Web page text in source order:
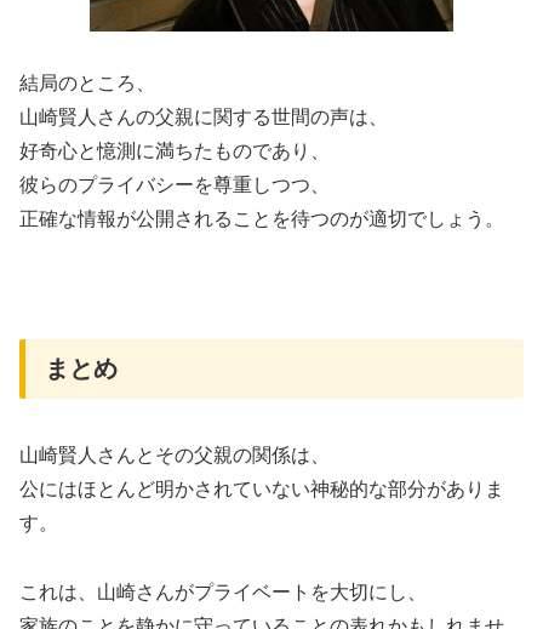
結局のところ、
山崎賢人さんの父親に関する世間の声は、
好奇心と憶測に満ちたものであり、
彼らのプライバシーを尊重しつつ、
正確な情報が公開されることを待つのが適切でしょう。
まとめ
山崎賢人さんとその父親の関係は、
公にはほとんど明かされていない神秘的な部分がありま
す。
これは、山崎さんがプライベートを大切にし、